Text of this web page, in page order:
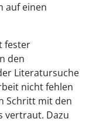
auf einen
fester
den
Literatursuche
nicht fehlen
Schritt mit den
vertraut. Dazu